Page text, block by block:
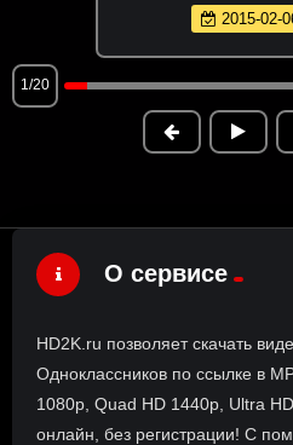
2015-02-
1/20
О сервисе
HD2K.ru позволяет скачать
Одноклассников по ссылке в
1080p, Quad HD 1440p, Ultra
онлайн, без регистрации! С